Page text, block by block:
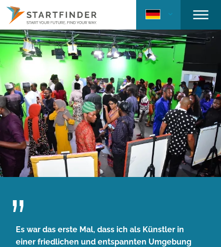
Es war das erste Mal, dass ich als Künstler in
einer friedlichen und entspannten Umgebung